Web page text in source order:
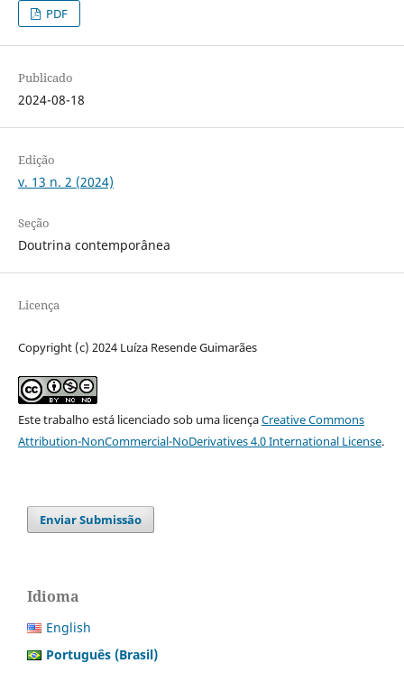
PDF
Publicado
2024-08-18
Edição
v. 13 n. 2 (2024)
Seção
Doutrina contemporânea
Licença
Copyright (c) 2024 Luíza Resende Guimarães
Este trabalho está licenciado sob uma licençaCreative Commons
Attribution-NonCommercial-NoDerivatives 4.0 International License.
Enviar Submissão
Idioma
English
Português (Brasil)